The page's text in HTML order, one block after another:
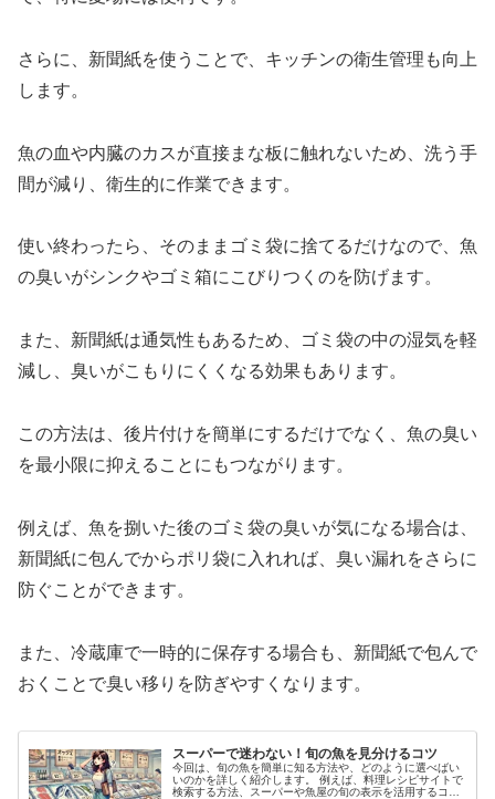
さらに、新聞紙を使うことで、キッチンの衛生管理も向上
します。
魚の血や内臓のカスが直接まな板に触れないため、洗う手
間が減り、衛生的に作業できます。
使い終わったら、そのままゴミ袋に捨てるだけなので、魚
の臭いがシンクやゴミ箱にこびりつくのを防げます。
また、新聞紙は通気性もあるため、ゴミ袋の中の湿気を軽
減し、臭いがこもりにくくなる効果もあります。
この方法は、後片付けを簡単にするだけでなく、魚の臭い
を最小限に抑えることにもつながります。
例えば、魚を捌いた後のゴミ袋の臭いが気になる場合は、
新聞紙に包んでからポリ袋に入れれば、臭い漏れをさらに
防ぐことができます。
また、冷蔵庫で一時的に保存する場合も、新聞紙で包んで
おくことで臭い移りを防ぎやすくなります。
スーパーで迷わない！旬の魚を見分けるコツ
今回は、旬の魚を簡単に知る方法や、どのように選べばい
いのかを詳しく紹介します。 例えば、料理レシピサイトで
検索する方法、スーパーや魚屋の旬の表示を活用するコ